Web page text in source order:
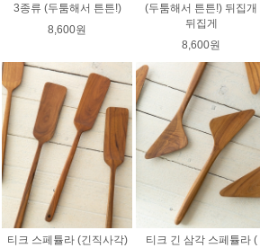
3종류 (두툼해서 튼튼!)
8,600원
(두툼해서 튼튼!) 뒤집개
뒤집게
8,600원
티크 스페튤라 (긴직사각)
티크 긴 삼각 스페튤라 (